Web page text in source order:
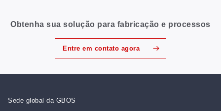
Obtenha sua solução para fabricação e processos
Entre em contato agora
Sede global da GBOS